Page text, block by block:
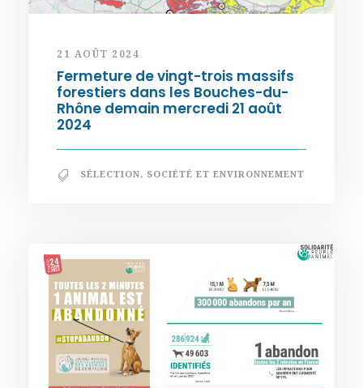
21 AOÛT 2024
Fermeture de vingt-trois massifs
forestiers dans les Bouches-du-
Rhône demain mercredi 21 août
2024
SÉLECTION, SOCIÉTÉ ET ENVIRONNEMENT